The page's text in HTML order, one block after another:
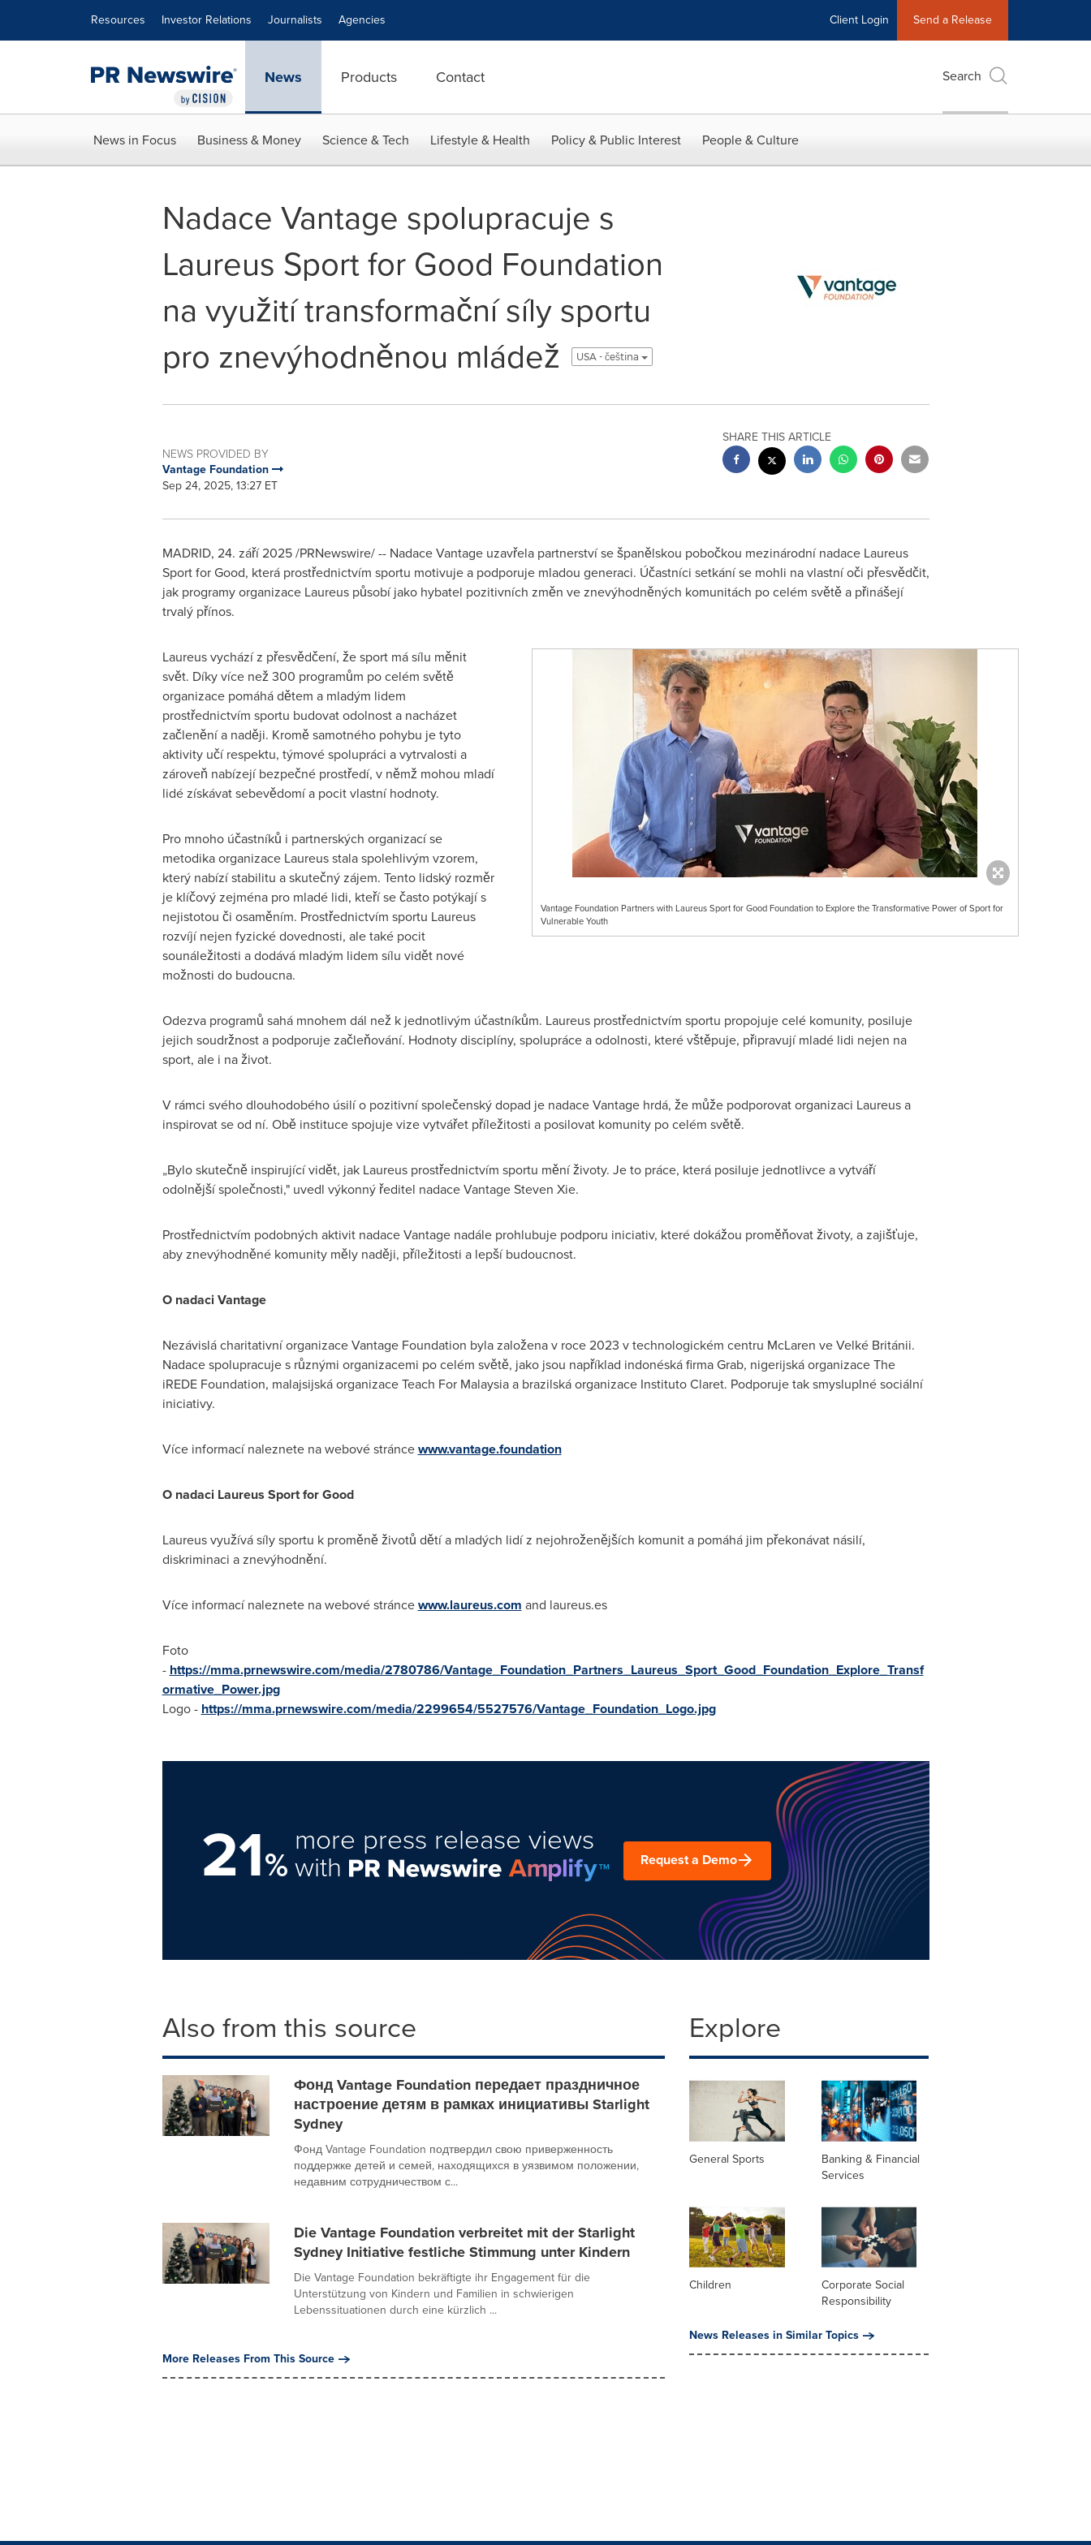
Resources Investor Relations Journalists Agencies Client Login Send a Release
News Products Contact Search
News in Focus Business & Money Science & Tech Lifestyle & Health Policy & Public Interest People & Culture
Nadace Vantage spolupracuje s
Laureus Sport for Good Foundation
na využití transformační síly sportu
pro znevýhodněnou mládež
USA - čeština
NEWS PROVIDED BY
Vantage Foundation
Sep 24, 2025, 13:27 ET
SHARE THIS ARTICLE
MADRID, 24. září 2025/PRNewswire/ -- Nadace Vantage uzavřela partnerství se španělskou pobočkou mezinárodní nadace Laureus
Sport for Good, která prostřednictvím sportu motivuje a podporuje mladou generaci. Účastníci setkání se mohli na vlastní oči přesvědčit,
jak programy organizace Laureus působí jako hybatel pozitivních změn ve znevýhodněných komunitách po celém světě a přinášejí
trvalý přínos.
Vantage Foundation Partners with Laureus Sport for Good Foundation to Explore the Transformative Power of Sport for
Vulnerable Youth
Laureus vychází z přesvědčení, že sport má sílu měnit
svět. Díky více než 300 programům po celém světě
organizace pomáhá dětem a mladým lidem
prostřednictvím sportu budovat odolnost a nacházet
začlenění a naději. Kromě samotného pohybu je tyto
aktivity učí respektu, týmové spolupráci a vytrvalosti a
zároveň nabízejí bezpečné prostředí, v němž mohou mladí
lidé získávat sebevědomí a pocit vlastní hodnoty.
Pro mnoho účastníků i partnerských organizací se
metodika organizace Laureus stala spolehlivým vzorem,
který nabízí stabilitu a skutečný zájem. Tento lidský rozměr
je klíčový zejména pro mladé lidi, kteří se často potýkají s
nejistotou či osaměním. Prostřednictvím sportu Laureus
rozvíjí nejen fyzické dovednosti, ale také pocit
sounáležitosti a dodává mladým lidem sílu vidět nové
možnosti do budoucna.
Odezva programů sahá mnohem dál než k jednotlivým účastníkům. Laureus prostřednictvím sportu propojuje celé komunity, posiluje
jejich soudržnost a podporuje začleňování. Hodnoty disciplíny, spolupráce a odolnosti, které vštěpuje, připravují mladé lidi nejen na
sport, ale i na život.
V rámci svého dlouhodobého úsilí o pozitivní společenský dopad je nadace Vantage hrdá, že může podporovat organizaci Laureus a
inspirovat se od ní. Obě instituce spojuje vize vytvářet příležitosti a posilovat komunity po celém světě.
„Bylo skutečně inspirující vidět, jak Laureus prostřednictvím sportu mění životy. Je to práce, která posiluje jednotlivce a vytváří
odolnější společnosti," uvedl výkonný ředitel nadace Vantage Steven Xie.
Prostřednictvím podobných aktivit nadace Vantage nadále prohlubuje podporu iniciativ, které dokážou proměňovat životy, a zajišťuje,
aby znevýhodněné komunity měly naději, příležitosti a lepší budoucnost.
O nadaci Vantage
Nezávislá charitativní organizace Vantage Foundation byla založena v roce 2023 v technologickém centru McLaren ve Velké Británii.
Nadace spolupracuje s různými organizacemi po celém světě, jako jsou například indonéská firma Grab, nigerijská organizace The
iREDE Foundation, malajsijská organizace Teach For Malaysia a brazilská organizace Instituto Claret. Podporuje tak smysluplné sociální
iniciativy.
Více informací naleznete na webové stráncewww.vantage.foundation
O nadaci Laureus Sport for Good
Laureus využívá síly sportu k proměně životů dětí a mladých lidí z nejohroženějších komunit a pomáhá jim překonávat násilí,
diskriminaci a znevýhodnění.
Více informací naleznete na webové stráncewww.laureus.com and laureus.es
Foto
- https://mma.prnewswire.com/media/2780786/Vantage_Foundation_Partners_Laureus_Sport_Good_Foundation_Explore_Transf
ormative_Power.jpg
Logo - https://mma.prnewswire.com/media/2299654/5527576/Vantage_Foundation_Logo.jpg
21%
more press release views
with Request a Demo
Also from this source
Фонд Vantage Foundation передает праздничное
настроение детям в рамках инициативы Starlight
Sydney
Фонд Vantage Foundation подтвердил свою приверженность
поддержке детей и семей, находящихся в уязвимом положении,
недавним сотрудничеством с...
Die Vantage Foundation verbreitet mit der Starlight
Sydney Initiative festliche Stimmung unter Kindern
Die Vantage Foundation bekräftigte ihr Engagement für die
Unterstützung von Kindern und Familien in schwierigen
Lebenssituationen durch eine kürzlich ...
More Releases From This Source
Explore
General Sports
Banking & Financial
Services
Children
Corporate Social
Responsibility
News Releases in Similar Topics